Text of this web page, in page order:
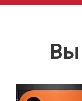
Вы